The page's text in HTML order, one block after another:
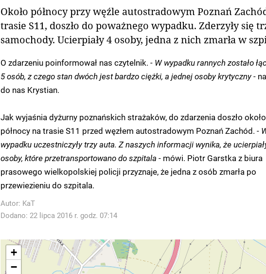
Około północy przy węźle autostradowym Poznań
trasie S11, doszło do poważnego wypadku. Zderzyły się
samochody. Ucierpiały 4 osoby, jedna z nich zmarła w
O zdarzeniu poinformował nas czytelnik. - W wypadku rannych zostało
5 osób, z czego stan dwóch jest bardzo ciężki, a jednej osoby krytyczny -
do nas Krystian.
Jak wyjaśnia dyżurny poznańskich strażaków, do zdarzenia doszło około
północy na trasie S11 przed węzłem autostradowym Poznań Zachód. -
wypadku uczestniczyły trzy auta. Z naszych informacji wynika, że
osoby, które przetransportowano do szpitala - mówi. Piotr Garstka z biura
prasowego wielkopolskiej policji przyznaje, że jedna z osób zmarła po
przewiezieniu do szpitala.
Autor: KaT
Dodano: 22 lipca 2016 r. godz. 07:14
+
−